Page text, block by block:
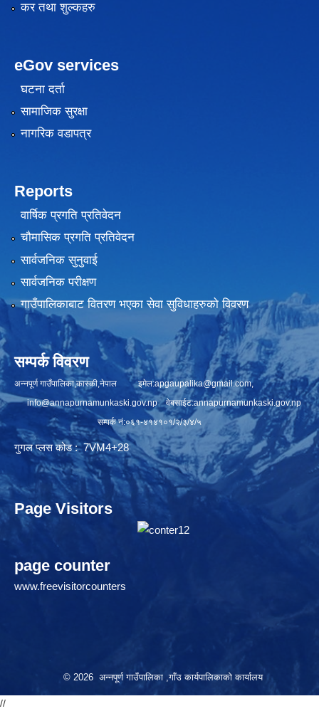
कर तथा शुल्कहरु
eGov services
घटना दर्ता
सामाजिक सुरक्षा
नागरिक वडापत्र
Reports
वार्षिक प्रगति प्रतिवेदन
चौमासिक प्रगति प्रतिवेदन
सार्वजनिक सुनुवाई
सार्वजनिक परीक्षण
गाउँपालिकाबाट वितरण भएका सेवा सुविधाहरुको विवरण
सम्पर्क विवरण
अन्नपूर्ण गाउँपालिका,कास्की,नेपाल इमेल:apgaupalika@gmail.com,
info@annapurnamunkaski.gov.npवेबसाईट:annapurnamunkaski.gov.np
सम्पर्क नं:०६१-४१४१०१/२/३/४/५
गुगल प्लस कोड : 7VM4+28
Page Visitors
page counter
www.freevisitorcounters
© 2026 अन्नपूर्ण गाउँपालिका ,गाँउ कार्यपालिकाको कार्यालय
//